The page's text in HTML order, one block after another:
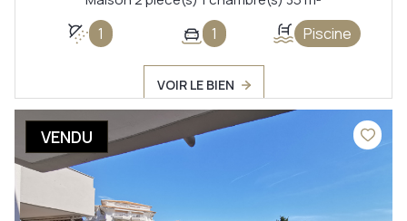
1 1 Piscine
VOIR LE BIEN
VENDU